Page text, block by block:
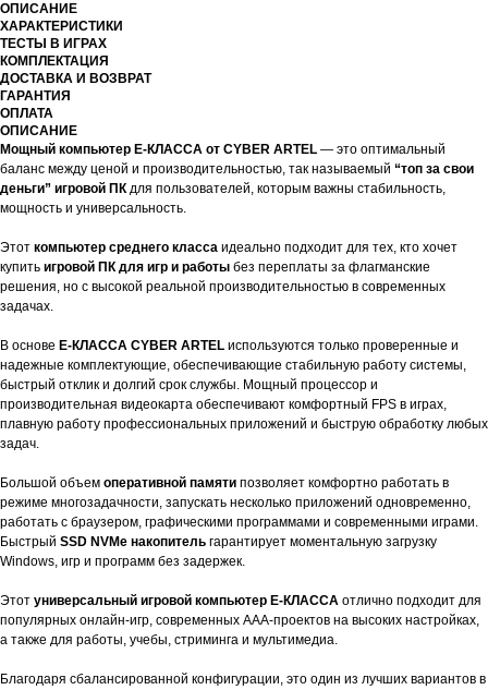
ОПИСАНИЕ
ХАРАКТЕРИСТИКИ
ТЕСТЫ В ИГРАХ
КОМПЛЕКТАЦИЯ
ДОСТАВКА И ВОЗВРАТ
ГАРАНТИЯ
ОПЛАТА
ОПИСАНИЕ
Мощный компьютер E-КЛАССА от CYBER ARTEL — это оптимальный
баланс между ценой и производительностью, так называемый “топ за свои
деньги” игровой ПКдля пользователей, которым важны стабильность,
мощность и универсальность.
Этот компьютер среднего класса идеально подходит для тех, кто хочет
купить игровой ПК для игр и работы без переплаты за флагманские
решения, но с высокой реальной производительностью в современных
задачах.
В основе E-КЛАССА CYBER ARTEL используются только проверенные и
надежные комплектующие, обеспечивающие стабильную работу системы,
быстрый отклик и долгий срок службы. Мощный процессор и
производительная видеокарта обеспечивают комфортный FPS в играх,
плавную работу профессиональных приложений и быструю обработку любых
задач.
Большой объем оперативной памяти позволяет комфортно работать в
режиме многозадачности, запускать несколько приложений одновременно,
работать с браузером, графическими программами и современными играми.
Быстрый SSD NVMe накопитель гарантирует моментальную загрузку
Windows, игр и программ без задержек.
Этот универсальный игровой компьютер E-КЛАССА отлично подходит для
популярных онлайн-игр, современных AAA-проектов на высоких настройках,
а также для работы, учебы, стриминга и мультимедиа.
Благодаря сбалансированной конфигурации, это один из лучших вариантов в